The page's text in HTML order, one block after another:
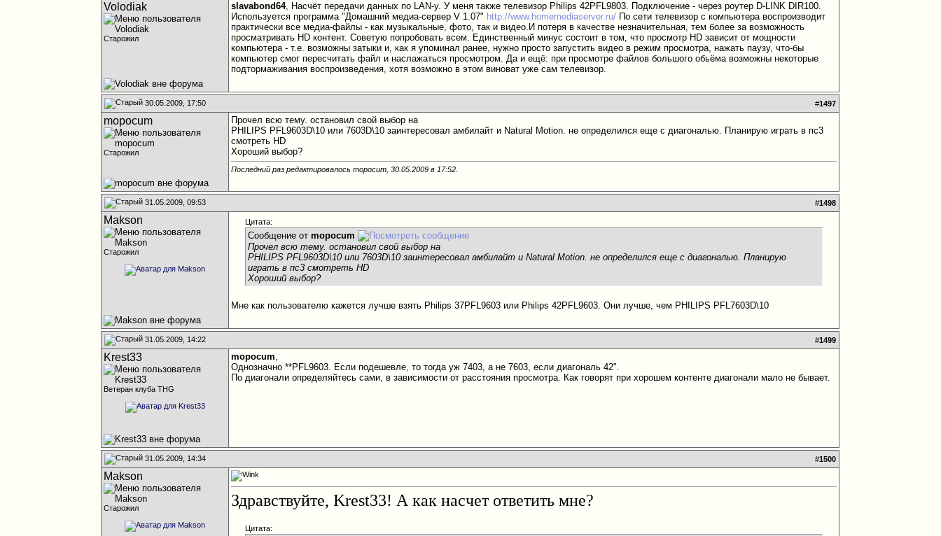
Volodiak
Старожил
slavabond64, Насчёт передачи данных по LAN-у. У меня также телевизор Philips 42PFL9803. Подключение - через роутер D-LINK DIR100.
Используется программа "Домашний медиа-сервер V 1.07" http://www.homemediaserver.ru/ По сети телевизор с компьютера воспроизводит
практически все медиа-файлы - как музыкальные, фото, так и видео.И потеря в качестве незначительная, тем более за возможность
просматривать HD контент. Советую попробовать всем. Единственный минус состоит в том, что просмотр HD зависит от мощности
компьютера - т.е. возможны затыки и, как я упоминал ранее, нужно просто запустить видео в режим просмотра, нажать паузу, что-бы
компьютер смог пересчитать файл и наслажаться просмотром. Да и ещё: при просмотре файлов большого обьёма возможны некоторые
подтормаживания воспроизведения, хотя возможно в этом виноват уже сам телевизор.
30.05.2009, 17:50 #1497
mopocum
Старожил
Прочел всю тему. остановил свой выбор на
PHILIPS PFL9603D\10 или 7603D\10 заинтересовал амбилайт и Natural Motion. не определился еще с диагональю. Планирую играть в пс3
смотреть HD
Хороший выбор?
Последний раз редактировалось mopocum, 30.05.2009 в 17:52
31.05.2009, 09:53 #1498
Makson
Старожил
Цитата:
Сообщение отmopocum
Прочел всю тему. остановил свой выбор на
PHILIPS PFL9603D\10 или 7603D\10 заинтересовал амбилайт и Natural Motion. не определился еще с диагональю. Планирую
играть в пс3 смотреть HD
Хороший выбор?
Мне как пользователю кажется лучше взять Philips 37PFL9603 или Philips 42PFL9603. Они лучше, чем PHILIPS PFL7603D\10
31.05.2009, 14:22 #1499
Krest33
Ветеран клуба THG
mopocum,
Однозначно **PFL9603. Если подешевле, то тогда уж 7403, а не 7603, если диагональ 42".
По диагонали определяйтесь сами, в зависимости от расстояния просмотра. Как говорят при хорошем контенте диагонали мало не бывает.
31.05.2009, 14:34 #1500
Makson
Старожил Здравствуйте, Krest33! А как насчет ответить мне?
Цитата: